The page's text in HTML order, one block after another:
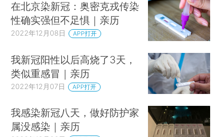
在北京染新冠：奥密克戎传染
性确实强但不足惧｜亲历
2022年12月08日 APP打开
我新冠阳性以后高烧了3天，
类似重感冒｜亲历
2022年12月07日 APP打开
我感染新冠八天，做好防护家
属没感染｜亲历